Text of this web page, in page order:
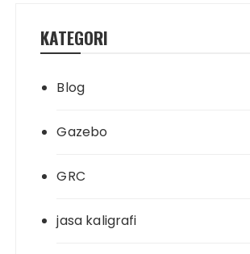
KATEGORI
Blog
Gazebo
GRC
jasa kaligrafi